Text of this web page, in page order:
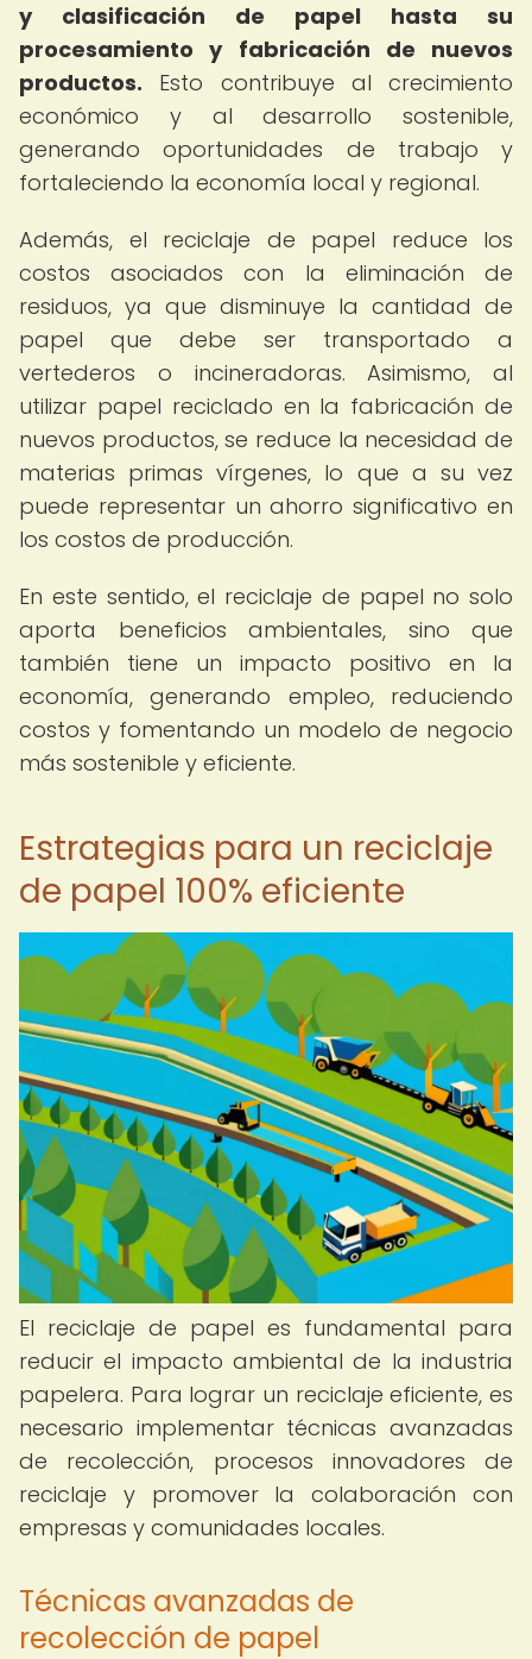
y clasificación de papel hasta su
procesamiento y fabricación de nuevos
productos. Esto contribuye al crecimiento
económico y al desarrollo sostenible,
generando oportunidades de trabajo y
fortaleciendo la economía local y regional.
Además, el reciclaje de papel reduce los
costos asociados con la eliminación de
residuos, ya que disminuye la cantidad de
papel que debe ser transportado a
vertederos o incineradoras. Asimismo, al
utilizar papel reciclado en la fabricación de
nuevos productos, se reduce la necesidad de
materias primas vírgenes, lo que a su vez
puede representar un ahorro significativo en
los costos de producción.
En este sentido, el reciclaje de papel no solo
aporta beneficios ambientales, sino que
también tiene un impacto positivo en la
economía, generando empleo, reduciendo
costos y fomentando un modelo de negocio
más sostenible y eficiente.
Estrategias para un reciclaje
de papel 100% eficiente
El reciclaje de papel es fundamental para
reducir el impacto ambiental de la industria
papelera. Para lograr un reciclaje eficiente, es
necesario implementar técnicas avanzadas
de recolección, procesos innovadores de
reciclaje y promover la colaboración con
empresas y comunidades locales.
Técnicas avanzadas de
recolección de papel